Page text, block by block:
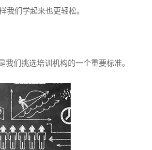
们学起来也更轻松。
们挑选培训机构的一个重要标准。